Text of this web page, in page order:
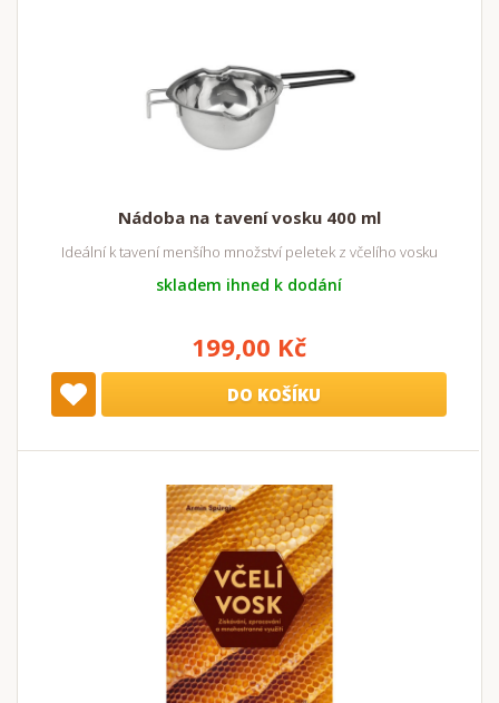
Nádoba na tavení vosku 400 ml
Ideální k tavení menšího množství peletek z včelího vosku
skladem ihned k dodání
199,00 Kč
DO KOŠÍKU